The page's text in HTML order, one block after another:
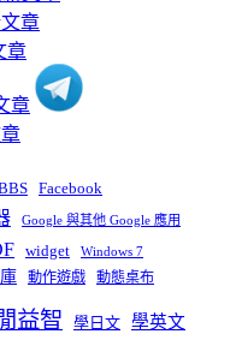
Facebook
Google 與其他 Google 應用
widget Windows 7
動作遊戲 動態桌布
益智 學日文 學英文